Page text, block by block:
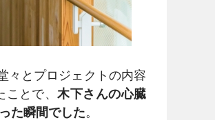
々とプロジェクトの内容
ことで、木下さんの心臓
た瞬間でした。